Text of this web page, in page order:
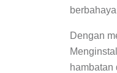
Dengan
hambatan